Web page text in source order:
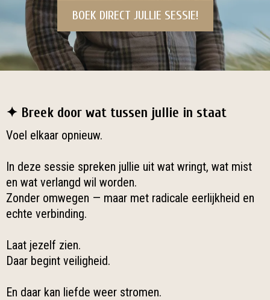
BOEK DIRECT JULLIE SESSIE!
✦ Breek door wat tussen jullie in staat
Voel elkaar opnieuw.
In deze sessie spreken jullie uit wat wringt, wat mist
en wat verlangd wil worden.
Zonder omwegen — maar met radicale eerlijkheid en
echte verbinding.
Laat jezelf zien.
Daar begint veiligheid.
En daar kan liefde weer stromen.